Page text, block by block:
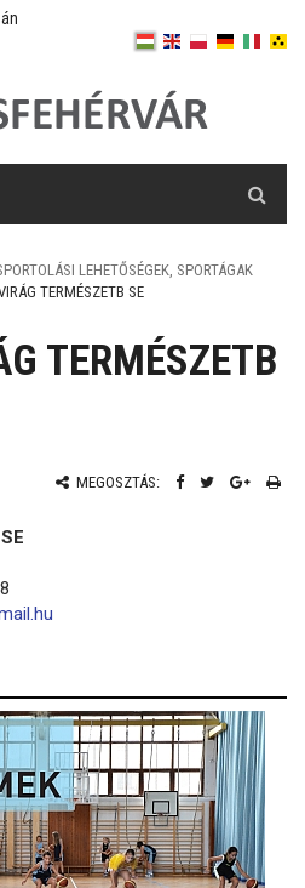
LEHETŐSÉGEK, SPORTÁGAK
TERMÉSZETB SE
TERMÉSZETB
MEGOSZTÁS: